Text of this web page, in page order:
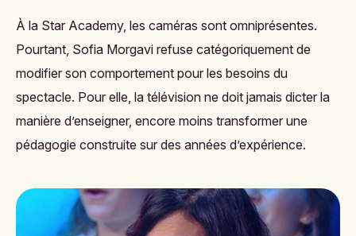
À la Star Academy, les caméras sont omniprésentes.
Pourtant, Sofia Morgavi refuse catégoriquement de
modifier son comportement pour les besoins du
spectacle. Pour elle, la télévision ne doit jamais dicter la
manière d’enseigner, encore moins transformer une
pédagogie construite sur des années d’expérience.